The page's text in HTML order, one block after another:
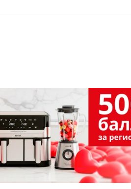
на городской пункт сбора